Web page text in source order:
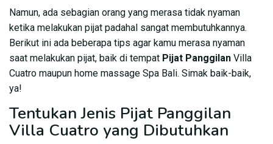
Namun, ada sebagian orang yang merasa tidak nyaman
ketika melakukan pijat padahal sangat membutuhkannya.
Berikut ini ada beberapa tips agar kamu merasa nyaman
saat melakukan pijat, baik di tempat Pijat Panggilan Villa
Cuatro maupun home massage Spa Bali. Simak baik-baik,
ya!
Tentukan Jenis Pijat Panggilan
Villa Cuatro yang Dibutuhkan